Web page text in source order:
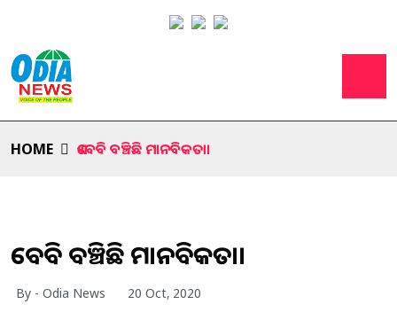
HOME ଏବେବି ବଞ୍ଚିଛି ମାନବିକତା।
ଏବେବି ବଞ୍ଚିଛି ମାନବିକତା।
By - Odia News 20 Oct, 2020